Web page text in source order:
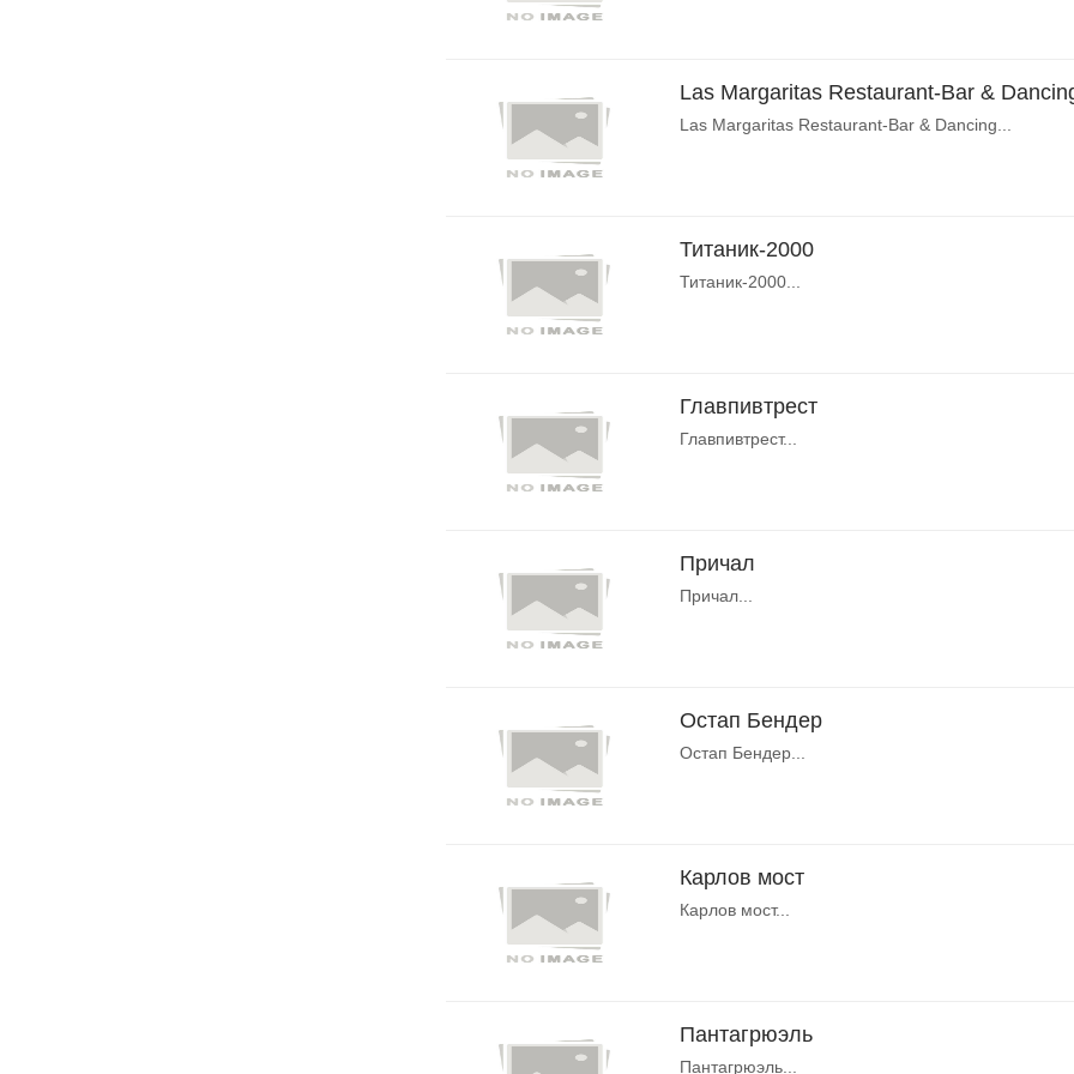
Las Margaritas Restaurant-Bar &
Las Margaritas Restaurant-Bar & Dancing...
Титаник-2000
Титаник-2000...
Главпивтрест
Главпивтрест...
Причал
Причал...
Остап Бендер
Остап Бендер...
Карлов мост
Карлов мост...
Пантагрюэль
Пантагрюэль...